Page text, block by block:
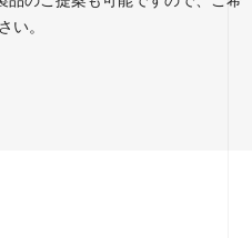
い。